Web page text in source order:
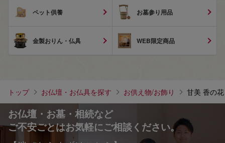
ペット供養 お墓参り用品
金製おりん・仏具 WEB限定商品
トップ お仏壇・お仏具を探す お供え物/お飾り 甘美 香の
お仏壇・お墓・相続など
ご不安ごとはお気軽にご相談ください。